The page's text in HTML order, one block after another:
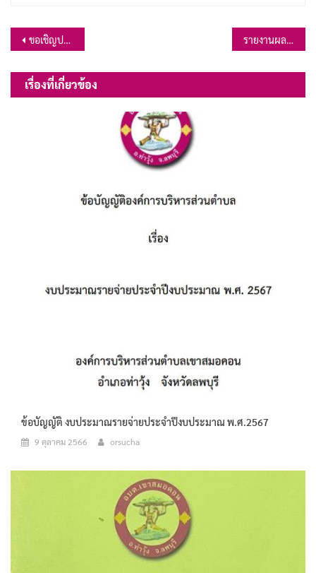
แนะแนว
เรื่อง
ขอเชิญประชุมสมัยวิสามัญ สมัยที่ ๔ ครั้งที่ ๑ ประจำปี ๒๕๖๗ วันศุกร์ที่ ๕ พฤศจิกายน ๒๕๖๗ เวลา ๑๐.๐๐ น. ณ อาคารศูนย์แพทย์แผนไทย องค์การบริหารส่วนตำบลเขาสมอคอน รายงานผลการดำเนินงานโครงการตามแผนพัฒนาท้องถิ่น พ.ศ. 2566 – 2570 ประจำปีงบประมาณ พ.ศ. 2567
เรื่องที่เกี่ยวข้อง
ข้อบัญญัติ งบประมาณรายจ่ายประจำปีงบประมาณ พ.ศ.2567
9 ตุลาคม 2566 orsucha